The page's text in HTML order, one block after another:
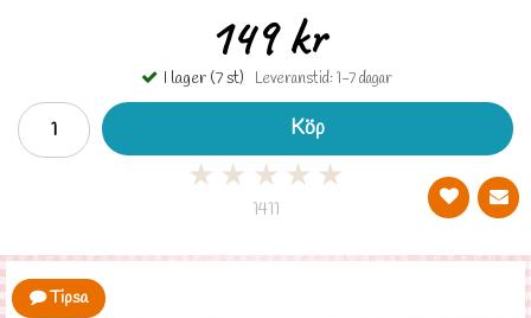
149 kr
I lager (7 st) Leveranstid: 1-7 dagar
Köp
★ ★ ★ ★ ★
1411
Tipsa